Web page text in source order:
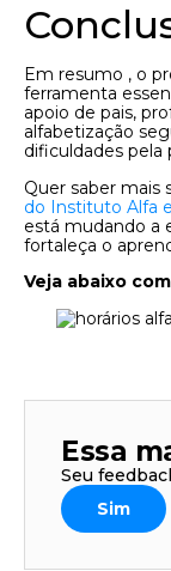
Em resumo , o
ferramenta
apoio de pais,
alfabetização
dificuldades pela
Quer saber mais
do Instituto Alfa
está mudando a
fortaleça o
Veja abaixo
Essa
Seu
Sim